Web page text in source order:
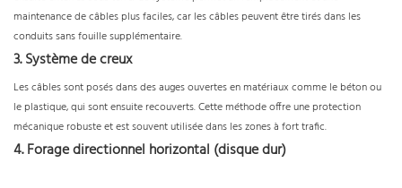
maintenance de câbles plus faciles, car les câbles peuvent être tirés dans les
conduits sans fouille supplémentaire.
3. Système de creux
Les câbles sont posés dans des auges ouvertes en matériaux comme le béton ou
le plastique, qui sont ensuite recouverts. Cette méthode offre une protection
mécanique robuste et est souvent utilisée dans les zones à fort trafic.
4. Forage directionnel horizontal (disque dur)